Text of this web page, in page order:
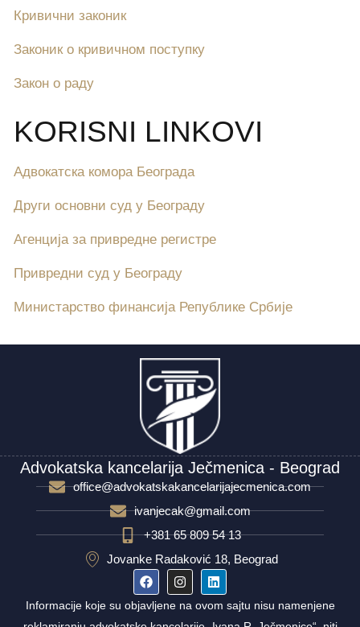
Кривични законик
Законик о кривичном поступку
Закон о раду
KORISNI LINKOVI
Адвокатска комора Београда
Други основни суд у Београду
Агенција за привредне регистре
Привредни суд у Београду
Министарство финансија Републике Србије
Advokatska kancelarija Ječmenica - Beograd
office@advokatskakancelarijajecmenica.com
ivanjecak@gmail.com
+381 65 809 54 13
Jovanke Radaković 18, Beograd
Informacije koje su objavljene na ovom sajtu nisu namenjene